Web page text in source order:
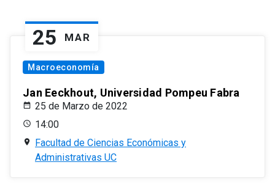
25 MAR
Macroeconomía
Jan Eeckhout, Universidad Pompeu Fabra
25 de Marzo de 2022
14:00
Facultad de Ciencias Económicas y
Administrativas UC